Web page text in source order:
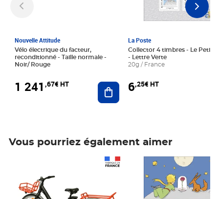
Nouvelle Attitude
Vélo électrique du facteur,
reconditionné - Taille normale -
Noir/ Rouge
1 241 ,67€ HT Ajouter au panier
La Poste
Collector 4 timbres - Le Petit
- Lettre Verte
20g / France
6,25€ HT
Vous pourriez également aimer
Prix 6,25€ HT